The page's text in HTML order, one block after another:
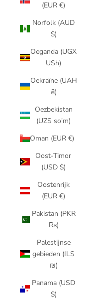
(EUR €)
Norfolk (AUD
$)
Oeganda (UGX
USh)
Oekraïne (UAH
₴)
Oezbekistan
(UZS so'm)
Oman (EUR €)
Oost-Timor
(USD $)
Oostenrijk
(EUR €)
Pakistan (PKR
₨)
Palestijnse
gebieden (ILS
₪)
Panama (USD
$)